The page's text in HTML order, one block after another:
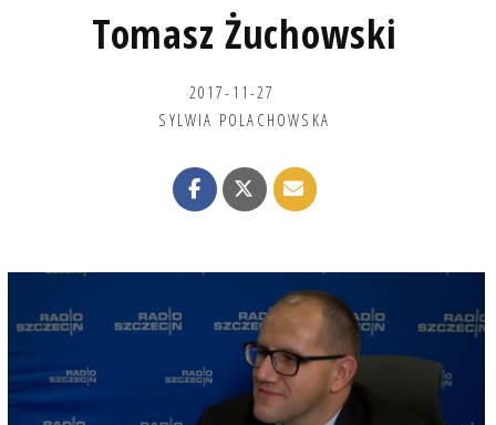
Tomasz Żuchowski
2017-11-27
SYLWIA POLACHOWSKA